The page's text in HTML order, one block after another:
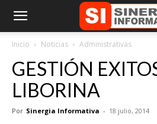
Inicio Noticias Administrativas
GESTIÓN
LIBORINA
Por Sinergia Informativa - 18 julio, 2014